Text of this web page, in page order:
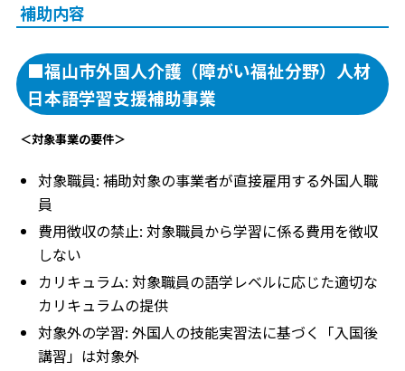
補助内容
■福山市外国人介護（障がい福祉分野）人材
日本語学習支援補助事業
＜対象事業の要件＞
対象職員: 補助対象の事業者が直接雇用する外国人職
員
費用徴収の禁止: 対象職員から学習に係る費用を徴収
しない
カリキュラム: 対象職員の語学レベルに応じた適切な
カリキュラムの提供
対象外の学習: 外国人の技能実習法に基づく「入国後
講習」は対象外